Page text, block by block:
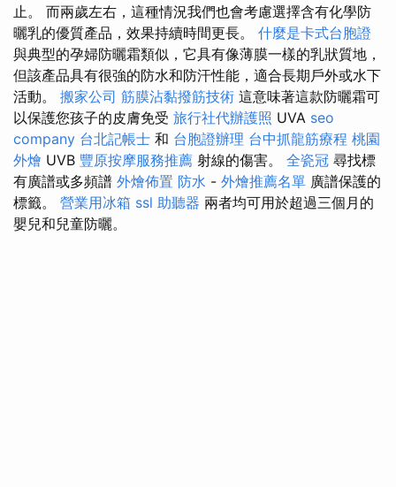
止。 而兩歲左右，這種情況我們也會考慮選擇含有化學防
曬乳的優質產品，效果持續時間更長。 什麼是卡式台胞證
與典型的孕婦防曬霜類似，它具有像薄膜一樣的乳狀質地，
但該產品具有很強的防水和防汗性能，適合長期戶外或水下
活動。 搬家公司 筋膜沾黏撥筋技術 這意味著這款防曬霜可
以保護您孩子的皮膚免受 旅行社代辦護照 UVA seo
company 台北記帳士 和 台胞證辦理 台中抓龍筋療程 桃園
外燴 UVB 豐原按摩服務推薦 射線的傷害。 全瓷冠 尋找標
有廣譜或多頻譜 外燴佈置 防水 - 外燴推薦名單 廣譜保護的
標籤。 營業用冰箱 ssl 助聽器 兩者均可用於超過三個月的
嬰兒和兒童防曬。